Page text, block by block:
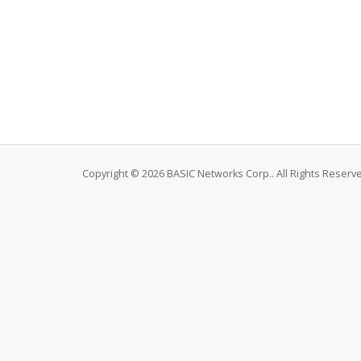
Copyright © 2026 BASIC Networks Corp.. All Rights